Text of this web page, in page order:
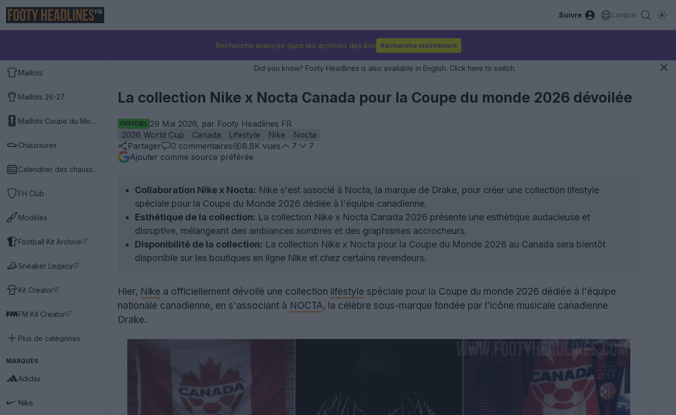
FR Suivre Langue
Recherche avancée dans les archives des kits Recherche maintenant
Maillots
Maillots 26-27
Maillots Coupe du Monde 2026
Chaussures
Calendrier des chaussures
FH Club
Modèles
Football Kit Archive
Sneaker Legacy
Kit Creator
FM Kit Creator
Plus de catégories
MARQUES
Adidas
Nike
Did you know? Footy Headlines is also available in English. Click here to switch.
La collection Nike x Nocta Canada pour la Coupe du monde 2026 dévoilée
OFFICIEL 29 Mai 2026, par Footy Headlines FR
2026 World Cup
Canada Lifestyle Nike
Nocta
Partager
0 commentaires 8.8K vues 7
7
Ajouter comme source préférée
Collaboration Nike x Nocta: Nike s'est associé à Nocta, la marque de Drake, pour créer une collection lifestyle
spéciale pour la Coupe du Monde 2026 dédiée à l'équipe canadienne.
Esthétique de la collection: La collection Nike x Nocta Canada 2026 présente une esthétique audacieuse et
disruptive, mélangeant des ambiances sombres et des graphismes accrocheurs.
Disponibilité de la collection: La collection Nike x Nocta pour la Coupe du Monde 2026 au Canada sera bientôt
disponible sur les boutiques en ligne Nike et chez certains revendeurs.
Hier, Nike a officiellement dévoilé une collection lifestyle spéciale pour la Coupe du monde 2026 dédiée à l'équipe
nationale canadienne, en s'associant à NOCTA, la célèbre sous-marque fondée par l'icône musicale canadienne
Drake.